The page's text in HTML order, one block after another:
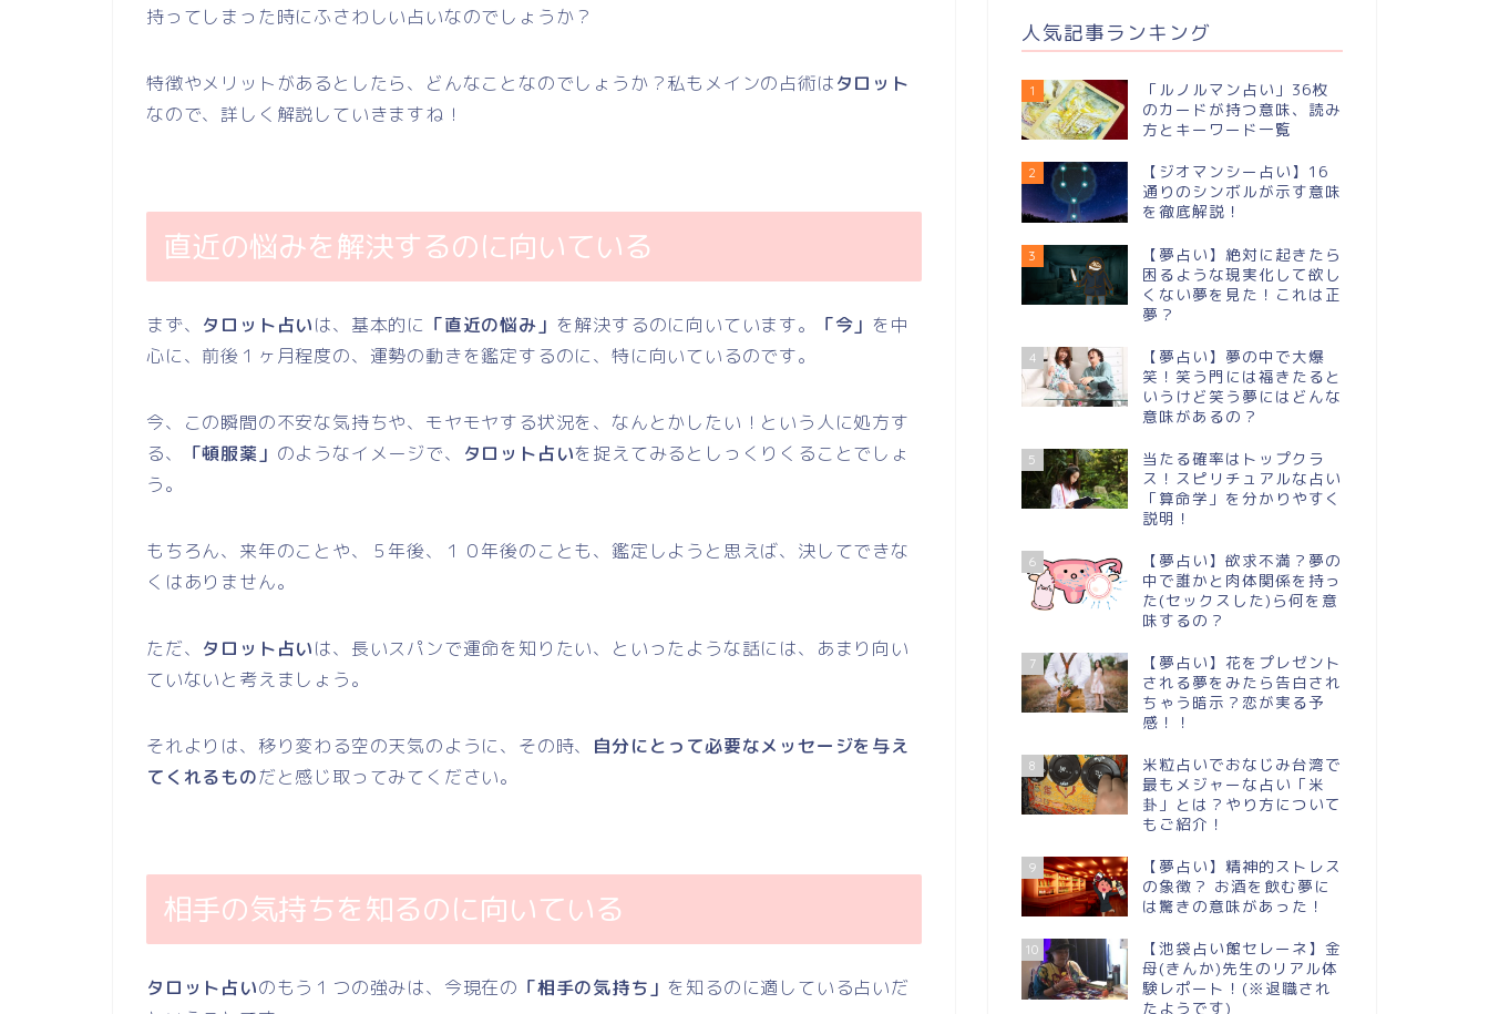
持ってしまった時にふさわしい占いなのでしょうか？
特徴やメリットがあるとしたら、どんなことなのでしょうか？私もメインの占術はタロット
なので、詳しく解説していきますね！
直近の悩みを解決するのに向いている
まず、 タロット占いは、基本的に 「直近の悩み」 を解決するのに向いています。 「今」 を中
心に、前後１ヶ月程度の、運勢の動きを鑑定するのに、特に向いているのです。
今、この瞬間の不安な気持ちや、モヤモヤする状況を、なんとかしたい！という人に処方す
る、
「頓服薬」 のようなイメージで、 タロット占いを捉えてみるとしっくりくることでしょ
う。
もちろん、来年のことや、５年後、１０年後のことも、鑑定しようと思えば、決してできな
くはありません。
ただ、 タロット占いは、長いスパンで運命を知りたい、といったような話には、あまり向い
ていないと考えましょう。
それよりは、移り変わる空の天気のように、その時、 自分にとって必要なメッセージを与え
てくれるものだと感じ取ってみてください。
相手の気持ちを知るのに向いている
タロット占いのもう１つの強みは、今現在の 「相手の気持ち」 を知るのに適している占いだ
人気記事ランキング
1
「ルノルマン占い」36枚
のカードが持つ意味、読み
方とキーワード一覧
2
【ジオマンシー占い】16
通りのシンボルが⽰す意味
を徹底解説！
3
【夢占い】絶対に起きたら
困るような現実化して欲し
くない夢を見た！これは正
夢？
4
【夢占い】夢の中で大爆
笑！笑う門には福きたると
いうけど笑う夢にはどんな
意味があるの？
5
当たる確率はトップクラ
ス！スピリチュアルな占い
「算命学」を分かりやすく
説明！
6
【夢占い】欲求不満？夢の
中で誰かと肉体関係を持っ
た(セックスした)ら何を意
味するの？
7
【夢占い】花をプレゼント
される夢をみたら告白され
ちゃう暗示？恋が実る予
感！！
8
米粒占いでおなじみ台湾で
最もメジャーな占い「米
卦」とは？やり方について
もご紹介！
9
【夢占い】精神的ストレス
の象徴？ お酒を飲む夢に
は驚きの意味があった！
10
【池袋占い館セレーネ】金
母(きんか)先生のリアル体
験レポート！(※退職され
たようです)